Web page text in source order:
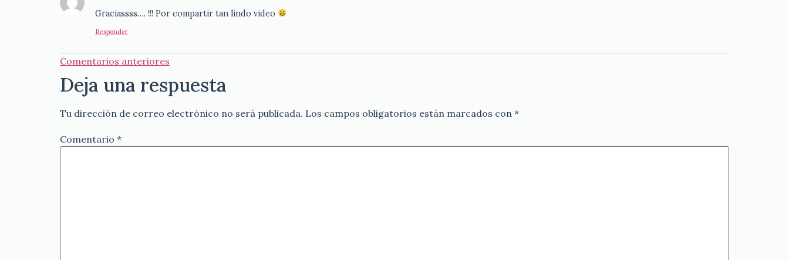
Graciassss…. !!! Por compartir tan lindo video
Responder
Comentarios anteriores
Deja una respuesta
Tu dirección de correo electrónico no será publicada. Los campos obligatorios están marcados con *
Comentario *